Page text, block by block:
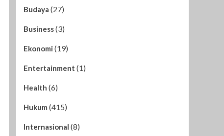
Budaya (27)
Business(3)
Ekonomi (19)
Entertainment (1)
Health (6)
Hukum (415)
Internasional (8)